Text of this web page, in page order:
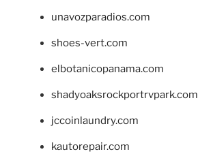
unavozparadios.com
shoes-vert.com
elbotanicopanama.com
shadyoaksrockportrvpark.com
jccoinlaundry.com
kautorepair.com